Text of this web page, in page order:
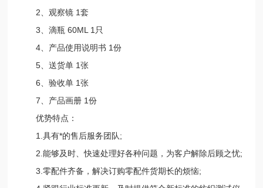
2、观察镜 1套
3、滴瓶 60ML 1只
4、产品使用说明书 1份
5、送货单 1张
6、验收单 1张
7、产品画册 1份
优势特点：
1.具有*的售后服务团队;
2.能够及时、快速处理好各种问题，为客户解除后顾之忧;
3.零配件齐备，解决订购零配件货期长的烦恼;